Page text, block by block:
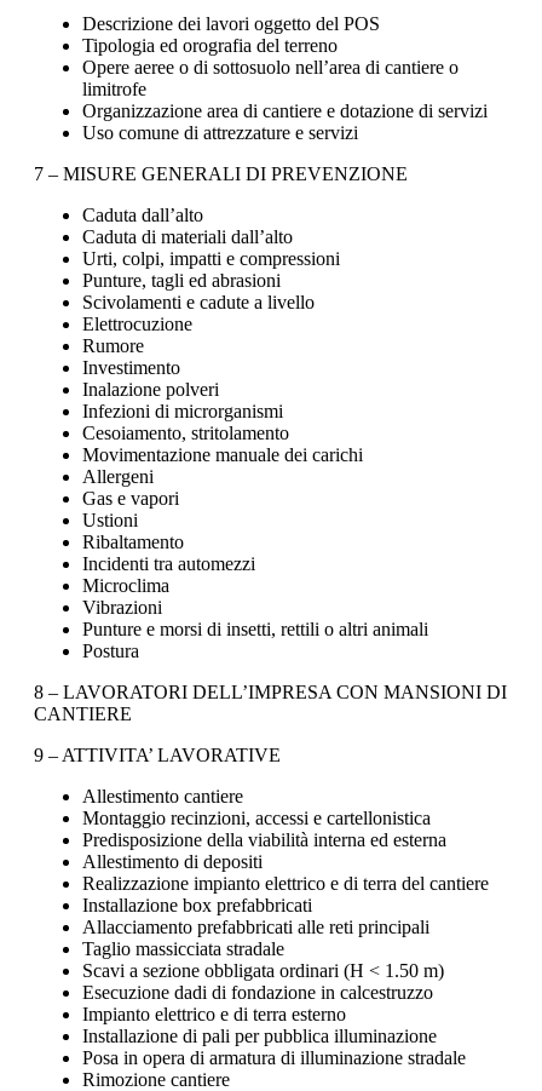
Descrizione dei lavori oggetto del POS
Tipologia ed orografia del terreno
Opere aeree o di sottosuolo nell’area di cantiere o
limitrofe
Organizzazione area di cantiere e dotazione di servizi
Uso comune di attrezzature e servizi
7 – MISURE GENERALI DI PREVENZIONE
Caduta dall’alto
Caduta di materiali dall’alto
Urti, colpi, impatti e compressioni
Punture, tagli ed abrasioni
Scivolamenti e cadute a livello
Elettrocuzione
Rumore
Investimento
Inalazione polveri
Infezioni di microrganismi
Cesoiamento, stritolamento
Movimentazione manuale dei carichi
Allergeni
Gas e vapori
Ustioni
Ribaltamento
Incidenti tra automezzi
Microclima
Vibrazioni
Punture e morsi di insetti, rettili o altri animali
Postura
8 – LAVORATORI DELL’IMPRESA CON MANSIONI DI
CANTIERE
9 – ATTIVITA’ LAVORATIVE
Allestimento cantiere
Montaggio recinzioni, accessi e cartellonistica
Predisposizione della viabilità interna ed esterna
Allestimento di depositi
Realizzazione impianto elettrico e di terra del cantiere
Installazione box prefabbricati
Allacciamento prefabbricati alle reti principali
Taglio massicciata stradale
Scavi a sezione obbligata ordinari (H < 1.50 m)
Esecuzione dadi di fondazione in calcestruzzo
Impianto elettrico e di terra esterno
Installazione di pali per pubblica illuminazione
Posa in opera di armatura di illuminazione stradale
Rimozione cantiere